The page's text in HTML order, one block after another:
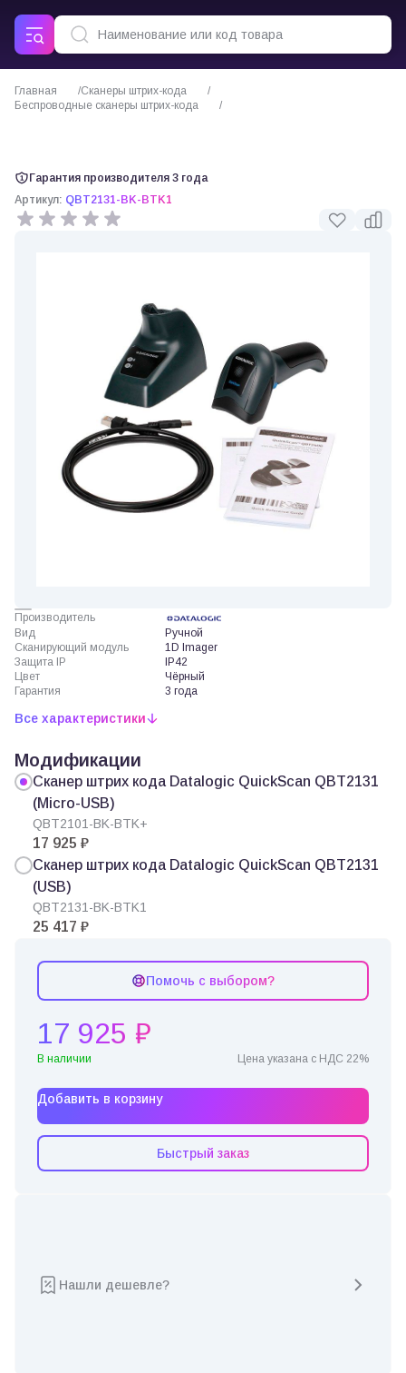
Главная
Сканеры штрих-кода
Беспроводные сканеры штрих-кода
Гарантия производителя 3 года
Артикул: QBT2131-BK-BTK1
Производитель
Вид
Ручной
Сканирующий модуль
1D Imager
Защита IP
IP42
Цвет
Чёрный
Гарантия
3 года
Все характеристики
Модификации
Сканер штрих кода Datalogic QuickScan QBT2131
(Micro-USB)
QBT2101-BK-BTK+
17 925 ₽
Сканер штрих кода Datalogic QuickScan QBT2131
(USB)
QBT2131-BK-BTK1
25 417 ₽
Помочь с выбором?
17 925 ₽
В наличии Цена указана с НДС 22%
Добавить в корзину
Быстрый заказ
Нашли дешевле?